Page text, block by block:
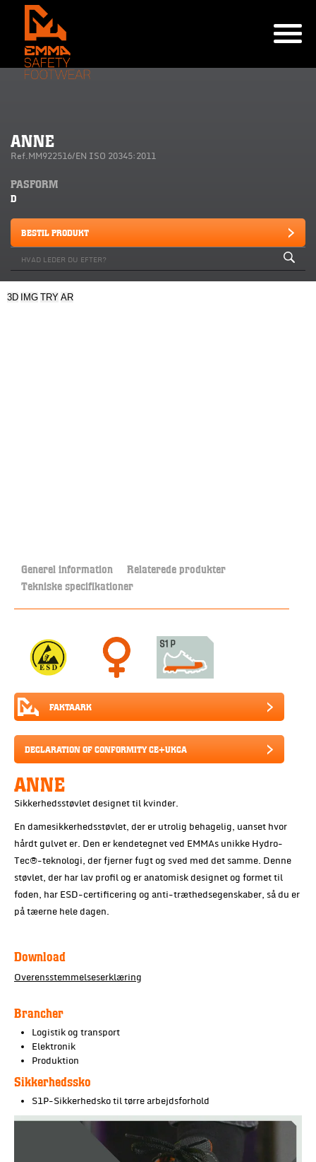
ANNE
Ref.MM922516/EN ISO 20345:2011
PASFORM
D
BESTIL PRODUKT
3D IMG TRY AR
Generel information Relaterede produkter
Tekniske specifikationer
FAKTAARK
DECLARATION OF CONFORMITY CE+UKCA
ANNE
Sikkerhedsstøvlet designet til kvinder.
En damesikkerhedsstøvlet, der er utrolig behagelig, uanset hvor
hårdt gulvet er. Den er kendetegnet ved EMMAs unikke Hydro-
Tec®-teknologi, der fjerner fugt og sved med det samme. Denne
støvlet, der har lav profil og er anatomisk designet og formet til
foden, har ESD-certificering og anti-træthedsegenskaber, så du er
på tæerne hele dagen.
Download
Overensstemmelseserklæring
Brancher
Logistik og transport
Elektronik
Produktion
Sikkerhedssko
S1P-Sikkerhedsko til tørre arbejdsforhold